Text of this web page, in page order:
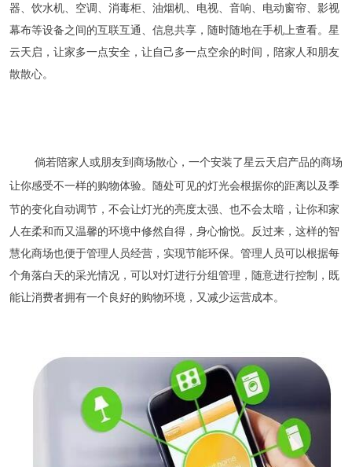
器、饮水机、空调、消毒柜、油烟机、电视、音响、电动窗帘、影视
幕布等设备之间的互联互通、信息共享，随时随地在手机上查看。星
云天启，让家多一点安全，让自己多一点空余的时间，陪家人和朋友
散散心。
倘若陪家人或朋友到商场散心，一个安装了星云天启产品的商场
让你感受不一样的购物体验。
随处可见的灯光会根据你的距离以及季
节的变化自动调节，不会让灯光的亮度太强、也不会太暗，让你和家
人在柔和而又温馨的环境中修然自得，身心愉悦。反过来，这样的智
慧化商场也便于管理人员经营，实现节能环保。管理人员可以根据每
个角落白天的采光情况，可以对灯进行分组管理，随意进行控制，既
能让消费者拥有一个良好的购物环境，又减少运营成本。